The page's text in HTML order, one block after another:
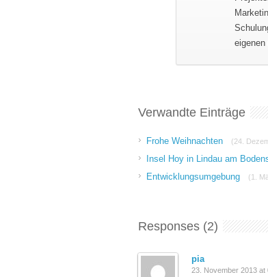
eigenen
Verwandte Einträge
Frohe Weihnachten (24.
Insel Hoy in Lindau am
Entwicklungsumgebung (1.
Responses (2)
pia
23. November 2013 at